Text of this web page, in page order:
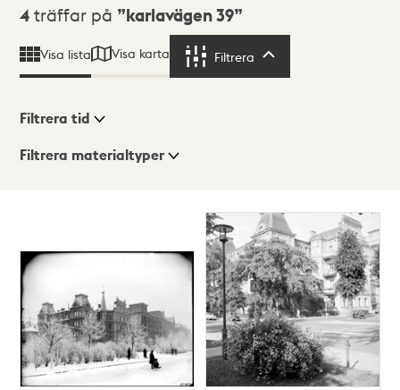
Sökresultat
4 träffar på karlavägen 39
Visa lista Visa karta Filtrera
Visningsläge
Filtrera tid
Filtrera materialtyper